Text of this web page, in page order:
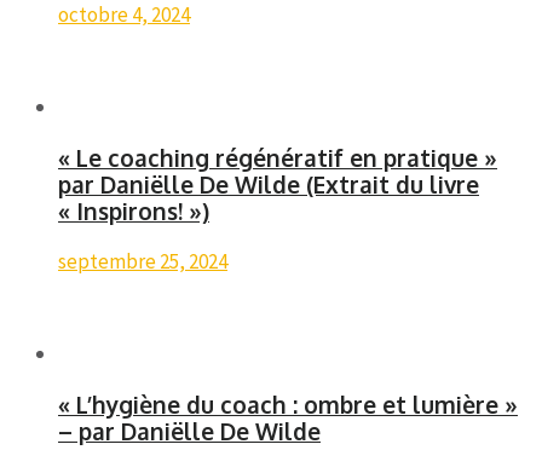
octobre 4, 2024
« Le coaching régénératif en pratique »
par Daniëlle De Wilde (Extrait du livre
« Inspirons! »)
septembre 25, 2024
« L’hygiène du coach : ombre et lumière »
– par Daniëlle De Wilde